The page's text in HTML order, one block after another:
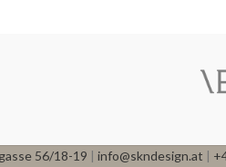
56/18-19 | info@skndesign.at |